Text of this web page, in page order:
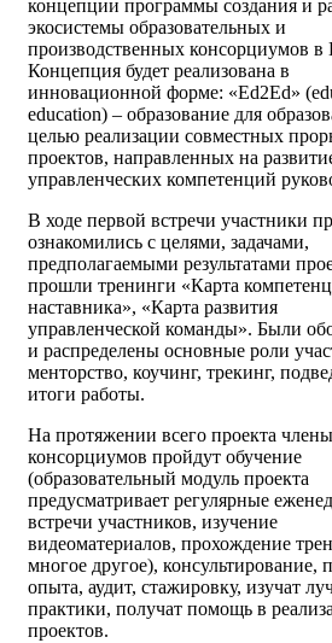
концепции программы создания и
экосистемы образовательных и
производственных консорциумов в
Концепция будет реализована в
инновационной форме: «Ed2Ed»
education) – образование для
целью реализации совместных
проектов, направленных на
управленческих компетенций
В ходе первой встречи участники
ознакомились с целями, задачами,
предполагаемыми результатами
прошли тренинги «Карта
наставника», «Карта развития
управленческой команды». Были
и распределены основные роли
менторство, коучинг, трекинг,
итоги работы.
На протяжении всего проекта члены
консорциумов пройдут обучение
(образовательный модуль проекта
предусматривает регулярные
встречи участников, изучение
видеоматериалов, прохождение
многое другое), консультирование,
опыта, аудит, стажировку, изучат
практики, получат помощь в
проектов.